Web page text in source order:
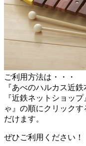
ご利用方法は・・・
『あべのハルカス近
『近鉄ネットショッ
ゃ』の順にクリック
だけます。
ぜひご利用ください！